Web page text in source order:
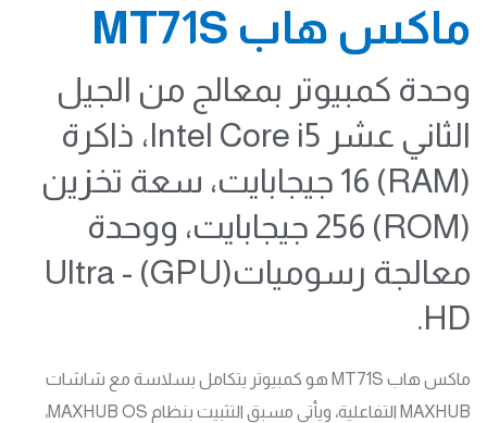
ماكس هاب MT71S
وحدة كمبيوتر بمعالج من الجيل
الثاني عشر Intel Core i5، ذاكرة
(RAM) 16 جيجابايت، سعة تخزين
(ROM) 256 جيجابايت، ووحدة
معالجة رسوميات(GPU) - Ultra
HD.
ماكس هاب MT71S هو كمبيوتر يتكامل بسلاسة مع شاشات
MAXHUB التفاعلية، ويأتي مسبق التثبيت بنظام MAXHUB OS،